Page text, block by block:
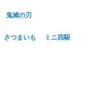
鬼滅の刃
さつまいも
ミニ四駆